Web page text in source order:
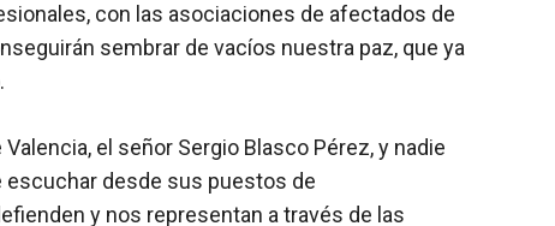
con las asociaciones de afectados de
sembrar de vacíos nuestra paz, que ya
el señor Sergio Blasco Pérez, y nadie
escuchar desde sus puestos de
y nos representan a través de las